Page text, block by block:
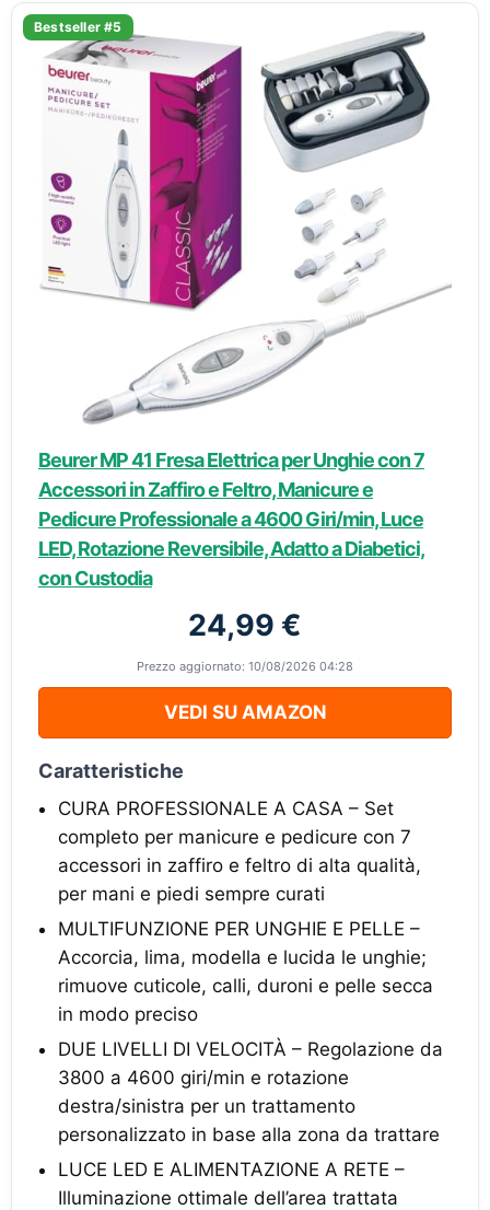
Bestseller #5
Beurer MP 41 Fresa Elettrica per Unghie con 7
Accessori in Zaffiro e Feltro, Manicure e
Pedicure Professionale a 4600 Giri/min, Luce
LED, Rotazione Reversibile, Adatto a Diabetici,
con Custodia
24,99 €
Prezzo aggiornato: 10/08/2026 04:28
VEDI SU AMAZON
Caratteristiche
CURA PROFESSIONALE A CASA – Set
completo per manicure e pedicure con 7
accessori in zaffiro e feltro di alta qualità,
per mani e piedi sempre curati
MULTIFUNZIONE PER UNGHIE E PELLE –
Accorcia, lima, modella e lucida le unghie;
rimuove cuticole, calli, duroni e pelle secca
in modo preciso
DUE LIVELLI DI VELOCITÀ – Regolazione da
3800 a 4600 giri/min e rotazione
destra/sinistra per un trattamento
personalizzato in base alla zona da trattare
LUCE LED E ALIMENTAZIONE A RETE –
Illuminazione ottimale dell’area trattata